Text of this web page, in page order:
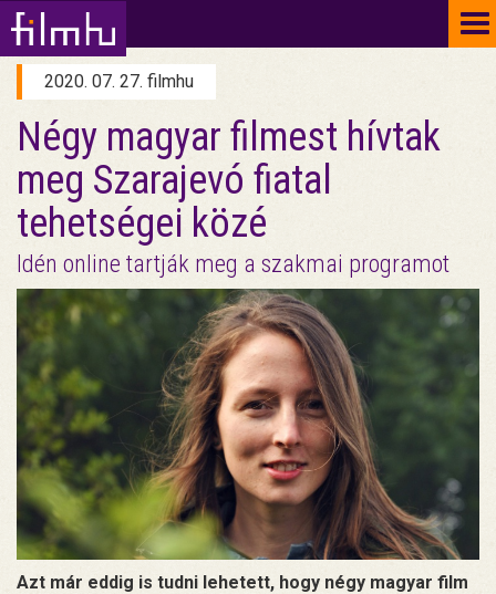
2020. 07. 27. filmhu
Négy magyar filmest hívtak
meg Szarajevó fiatal
tehetségei közé
Idén online tartják meg a szakmai programot
Azt már eddig is tudni lehetett, hogy négy magyar film